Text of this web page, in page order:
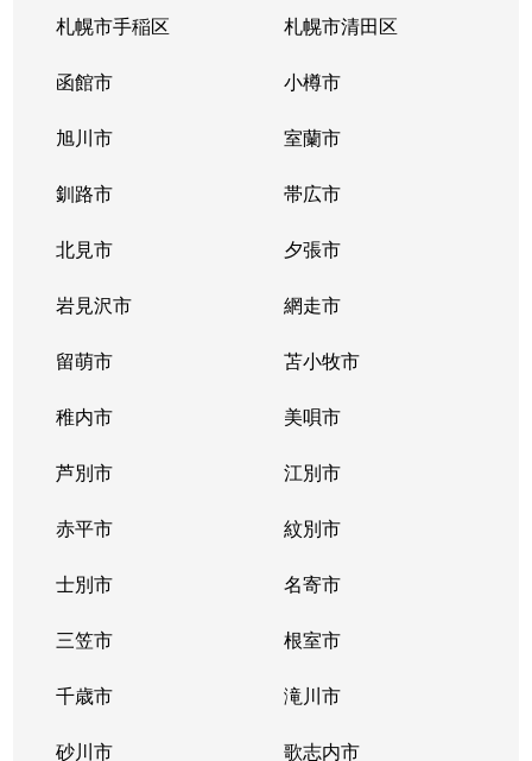
月寒東４条
南郷7丁目
月寒東５条
南郷7丁目
豊平２条
東札幌
豊平２条
東札幌
豊平３条
学園前(札幌)
豊平４条
豊平公園
豊平４条
豊平公園
豊平４条
豊平公園
豊平６条
学園前(札幌)
豊平８条
学園前(札幌)
豊平８条
豊平公園
豊平９条
豊平公園
中の島１条
中の島
札幌市手稲区 札幌市清田区
函館市 小樽市
旭川市 室蘭市
釧路市 帯広市
北見市 夕張市
岩見沢市 網走市
留萌市 苫小牧市
稚内市 美唄市
芦別市 江別市
赤平市 紋別市
士別市 名寄市
三笠市 根室市
千歳市 滝川市
砂川市 歌志内市